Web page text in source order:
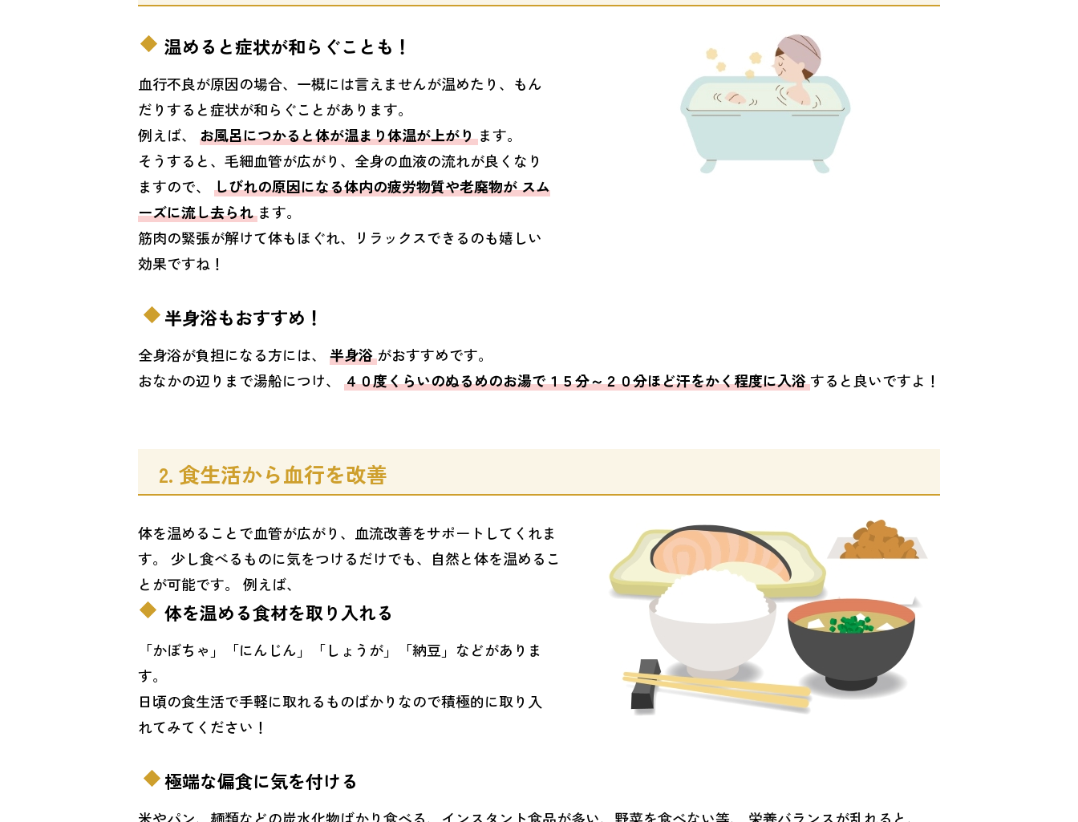
温めると症状が和らぐことも！
血行不良が原因の場合、一概には言えませんが温めたり、もん
だりすると症状が和らぐことがあります。
例えば、 お風呂につかると体が温まり体温が上がります。
そうすると、毛細血管が広がり、全身の血液の流れが良くなり
ますので、 しびれの原因になる体内の疲労物質や老廃物が スム
ーズに流し去られます。
筋肉の緊張が解けて体もほぐれ、リラックスできるのも嬉しい
効果ですね！
半身浴もおすすめ！
全身浴が負担になる方には、 半身浴がおすすめです。
おなかの辺りまで湯船につけ、 ４０度くらいのぬるめのお湯で１５分～２０分ほど汗をかく程度に入浴すると良いですよ！
2. 食生活から血行を改善
体を温めることで血管が広がり、血流改善をサポートしてくれま
す。 少し食べるものに気をつけるだけでも、自然と体を温めるこ
とが可能です。 例えば、
体を温める食材を取り入れる
「かぼちゃ」「にんじん」「しょうが」「納豆」などがありま
す。
日頃の食生活で手軽に取れるものばかりなので積極的に取り入
れてみてください！
極端な偏食に気を付ける